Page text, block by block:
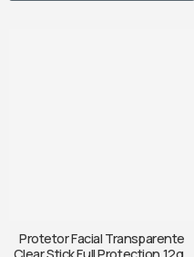
Protetor Facial Transparente
Clear Stick Full Protection 12g -